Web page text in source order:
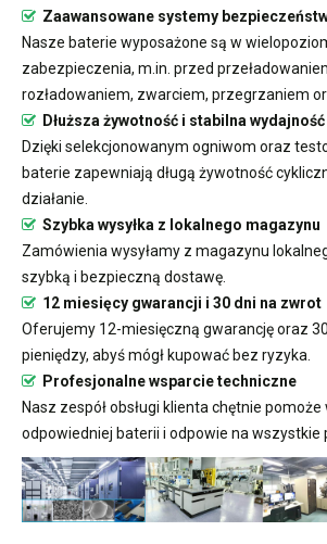
Zaawansowane systemy
Nasze baterie wyposażone są w
zabezpieczenia, m.in. przed
rozładowaniem, zwarciem, przegrzaniem
Dłuższa żywotność i stabilna wydajność
Dzięki selekcjonowanym ogniwom oraz
baterie zapewniają długą żywotność
działanie.
Szybka wysyłka z lokalnego magazynu
Zamówienia wysyłamy z magazynu
szybką i bezpieczną dostawę.
12 miesięcy gwarancji i 30 dni na zwrot
Oferujemy 12-miesięczną gwarancję oraz
pieniędzy, abyś mógł kupować bez ryzyka.
Profesjonalne wsparcie techniczne
Nasz zespół obsługi klienta chętnie
odpowiedniej baterii i odpowie na wszystkie